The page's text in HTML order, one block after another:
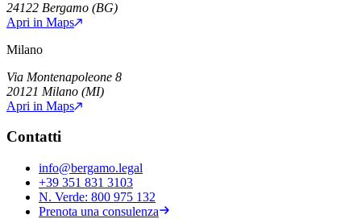
24122 Bergamo (BG)
Apri in Maps
Milano
Via Montenapoleone 8
20121 Milano (MI)
Apri in Maps
Contatti
info@bergamo.legal
+39 351 831 3103
N. Verde: 800 975 132
Prenota una consulenza